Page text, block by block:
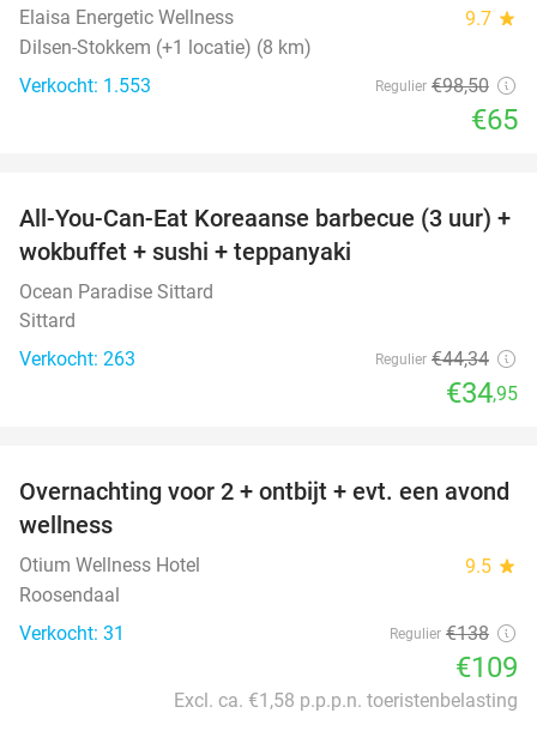
Elaisa Energetic Wellness 9.7 star
Dilsen-Stokkem (+1 locatie) (8 km)
Verkocht: 1.553
Regulier €98,50
€65
21%
All-You-Can-Eat Koreaanse barbecue (3 uur) +
wokbuffet + sushi + teppanyaki
Ocean Paradise Sittard
Sittard
Verkocht: 263
Regulier €44,34
€34,95
21%
Overnachting voor 2 + ontbijt + evt. een avond
wellness
Otium Wellness Hotel 9.5 star
Roosendaal
Verkocht: 31
Regulier €138
€109
Excl. ca. €1,58 p.p.p.n. toeristenbelasting